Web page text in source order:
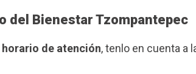
del Bienestar Tzompantepec
horario de atención, tenlo en cuenta a